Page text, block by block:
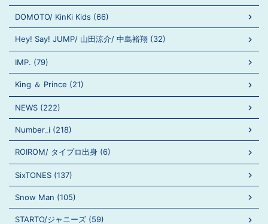
DOMOTO/ KinKi Kids (66)
Hey! Say! JUMP/ 山田涼介/ 中島裕翔 (32)
IMP. (79)
King ＆ Prince (21)
NEWS (222)
Number_i (218)
ROIROM/ タイプロ出身 (6)
SixTONES (137)
Snow Man (105)
STARTO/ジャニーズ (59)